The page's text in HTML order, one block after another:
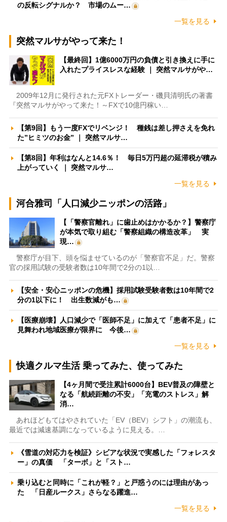
の反転シグナルか？ 市場のムー…
一覧を見る
突然マルサがやって来た！
【最終回】1億6000万円の負債と引き換えに手に
入れたプライスレスな経験 ｜ 突然マルサがや…
2009年12月に発行された元FXトレーダー・磯貝清明氏の著書
『突然マルサがやって来た！～FXで10億円稼い…
【第9回】もう一度FXでリベンジ！ 種銭は差し押さえを免れ
た”ヒミツのお金” ｜ 突然マルサ…
【第8回】年利はなんと14.6％！ 毎日5万円超の延滞税が積み
上がっていく ｜ 突然マルサ…
一覧を見る
河合雅司「人口減少ニッポンの活路」
【「警察官離れ」に歯止めはかかるか？】警察庁
が本気で取り組む「警察組織の構造改革」 実
現…
警察庁が目下、頭を悩ませているのが「警察官不足」だ。警察
官の採用試験の受験者数は10年間で2分の1以…
【安全・安心ニッポンの危機】採用試験受験者数は10年間で2
分の1以下に！ 出生数減がも…
【医療崩壊】人口減少で「医師不足」に加えて「患者不足」に
見舞われ地域医療が限界に 今後…
一覧を見る
快適クルマ生活 乗ってみた、使ってみた
【4ヶ月間で受注累計6000台】BEV普及の障壁と
なる「航続距離の不安」「充電のストレス」解
消…
あれほどもてはやされていた「EV（BEV）シフト」の潮流も、
最近では減速基調になっているように見える。…
《雪道の対応力を検証》シビアな状況で実感した「フォレスタ
ー」の真価 「ターボ」と「スト…
乗り込むと同時に「これが軽？」と戸惑うのには理由があっ
た 「日産ルークス」さらなる躍進…
一覧を見る